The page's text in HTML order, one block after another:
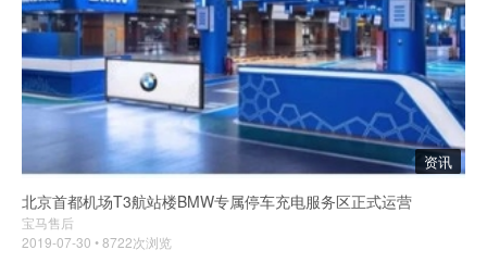
资讯
北京首都机场T3航站楼BMW专属停车充电服务区正式运营
宝马售后
2019-07-30 • 8722次浏览